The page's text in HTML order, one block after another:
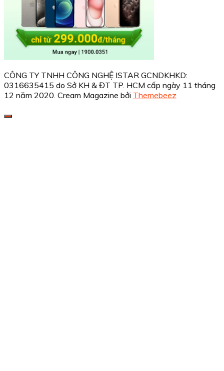
CÔNG TY TNHH CÔNG NGHỆ ISTAR GCNDKHKD:
0316635415 do Sở KH & ĐT TP. HCM cấp ngày 11 tháng
12 năm 2020. Cream Magazine bởi Themebeez